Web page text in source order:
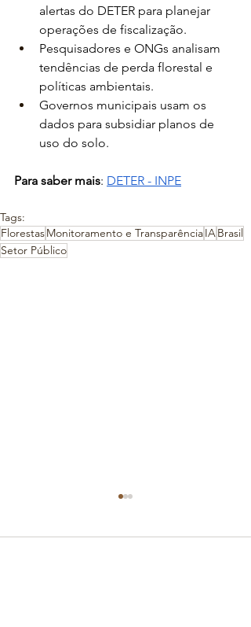
alertas do DETER para planejar
operações de fiscalização.
Pesquisadores e ONGs analisam
tendências de perda florestal e
políticas ambientais.
Governos municipais usam os
dados para subsidiar planos de
uso do solo.
Para saber mais: DETER - INPE
Tags:
FlorestasMonitoramento e TransparênciaIABrasil
Setor Público